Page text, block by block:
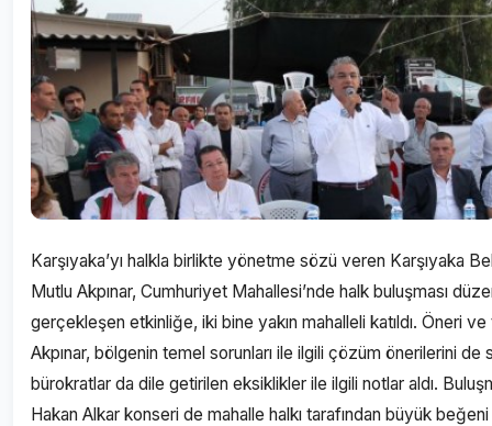
Karşıyaka’yı halkla birlikte yönetme sözü veren Karşıyaka
Mutlu Akpınar, Cumhuriyet Mahallesi’nde halk buluşması
gerçekleşen etkinliğe, iki bine yakın mahalleli katıldı. Öneri
Akpınar, bölgenin temel sorunları ile ilgili çözüm önerilerini de
bürokratlar da dile getirilen eksiklikler ile ilgili notlar aldı.
Hakan Alkar konseri de mahalle halkı tarafından büyük beğeni